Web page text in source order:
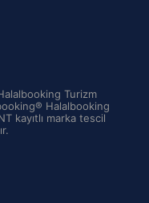
Turizm
Halalbooking
kayıtlı marka tescil